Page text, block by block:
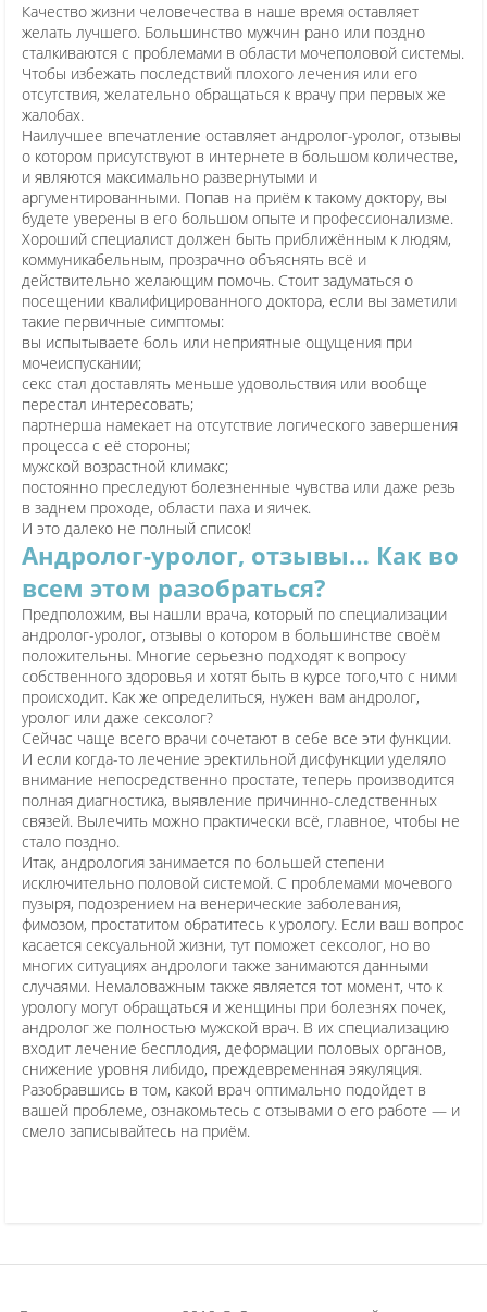
Качество жизни человечества в наше время оставляет
желать лучшего. Большинство мужчин рано или поздно
сталкиваются с проблемами в области мочеполовой системы.
Чтобы избежать последствий плохого лечения или его
отсутствия, желательно обращаться к врачу при первых же
жалобах.
Наилучшее впечатление оставляет андролог-уролог, отзывы
о котором присутствуют в интернете в большом количестве,
и являются максимально развернутыми и
аргументированными. Попав на приём к такому доктору, вы
будете уверены в его большом опыте и профессионализме.
Хороший специалист должен быть приближённым к людям,
коммуникабельным, прозрачно объяснять всё и
действительно желающим помочь. Стоит задуматься о
посещении квалифицированного доктора, если вы заметили
такие первичные симптомы:
вы испытываете боль или неприятные ощущения при
мочеиспускании;
секс стал доставлять меньше удовольствия или вообще
перестал интересовать;
партнерша намекает на отсутствие логического завершения
процесса с её стороны;
мужской возрастной климакс;
постоянно преследуют болезненные чувства или даже резь
в заднем проходе, области паха и яичек.
И это далеко не полный список!
Андролог-уролог, отзывы… Как во
всем этом разобраться?
Предположим, вы нашли врача, который по специализации
андролог-уролог, отзывы о котором в большинстве своём
положительны. Многие серьезно подходят к вопросу
собственного здоровья и хотят быть в курсе того,что с ними
происходит. Как же определиться, нужен вам андролог,
уролог или даже сексолог?
Сейчас чаще всего врачи сочетают в себе все эти функции.
И если когда-то лечение эректильной дисфункции уделяло
внимание непосредственно простате, теперь производится
полная диагностика, выявление причинно-следственных
связей. Вылечить можно практически всё, главное, чтобы не
стало поздно.
Итак, андрология занимается по большей степени
исключительно половой системой. С проблемами мочевого
пузыря, подозрением на венерические заболевания,
фимозом, простатитом обратитесь к урологу. Если ваш вопрос
касается сексуальной жизни, тут поможет сексолог, но во
многих ситуациях андрологи также занимаются данными
случаями. Немаловажным также является тот момент, что к
урологу могут обращаться и женщины при болезнях почек,
андролог же полностью мужской врач. В их специализацию
входит лечение бесплодия, деформации половых органов,
снижение уровня либидо, преждевременная эякуляция.
Разобравшись в том, какой врач оптимально подойдет в
вашей проблеме, ознакомьтесь с отзывами о его работе — и
смело записывайтесь на приём.